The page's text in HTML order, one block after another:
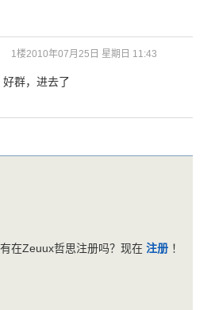
1楼2010年07月25日 星期日 11:43
好群，进去了
在Zeuux哲思注册吗？现在 注册 ！